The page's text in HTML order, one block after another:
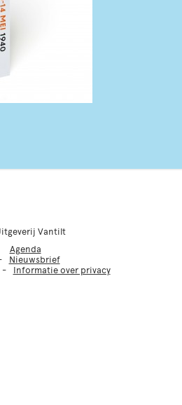
Vantilt
Agenda
Nieuwsbrief
Informatie over privacy